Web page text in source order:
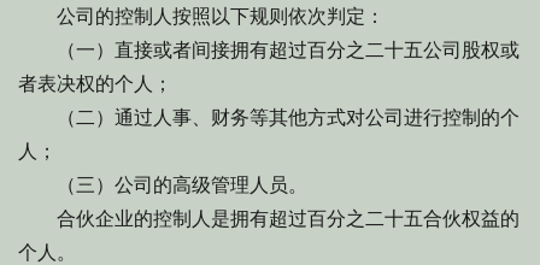
公司的控制人按照以下规则依次判定：
（一）直接或者间接拥有超过百分之二十五公司股权或
者表决权的个人；
（二）通过人事、财务等其他方式对公司进行控制的个
人；
（三）公司的高级管理人员。
合伙企业的控制人是拥有超过百分之二十五合伙权益的
个人。